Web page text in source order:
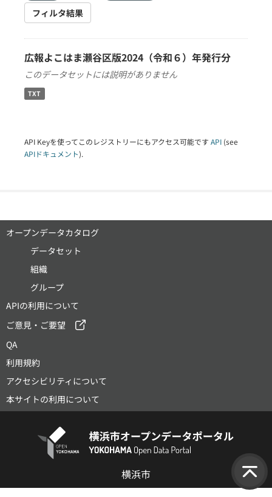
フィルタ結果
広報よこはま瀬谷区版2024（令和６）年発行分
このデータセットには説明がありません
TXT
API Keyを使ってこのレジストリーにもアクセス可能です API (see
APIドキュメント).
オープンデータカタログ
データセット
組織
グループ
APIの利用について
ご意見・ご要望
QA
利用規約
アクセシビリティについて
本サイトの利用について
横浜市